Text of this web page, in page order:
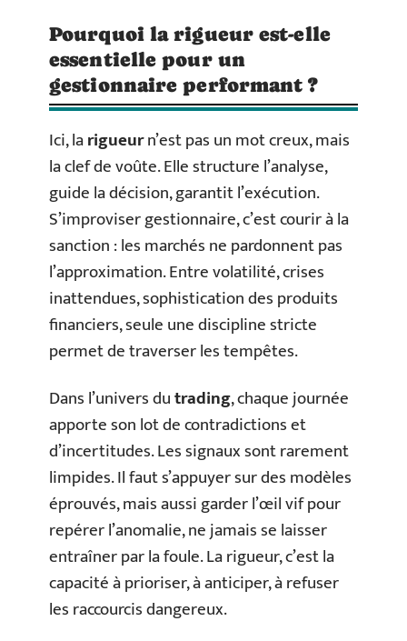
Pourquoi la rigueur est-elle
essentielle pour un
gestionnaire performant ?
Ici, larigueurn’est pas un mot creux, mais
la clef de voûte. Elle structure l’analyse,
guide la décision, garantit l’exécution.
S’improviser gestionnaire, c’est courir à la
sanction : les marchés ne pardonnent pas
l’approximation. Entre volatilité, crises
inattendues, sophistication des produits
financiers, seule une discipline stricte
permet de traverser les tempêtes.
Dans l’univers dutrading, chaque journée
apporte son lot de contradictions et
d’incertitudes. Les signaux sont rarement
limpides. Il faut s’appuyer sur des modèles
éprouvés, mais aussi garder l’œil vif pour
repérer l’anomalie, ne jamais se laisser
entraîner par la foule. La rigueur, c’est la
capacité à prioriser, à anticiper, à refuser
les raccourcis dangereux.